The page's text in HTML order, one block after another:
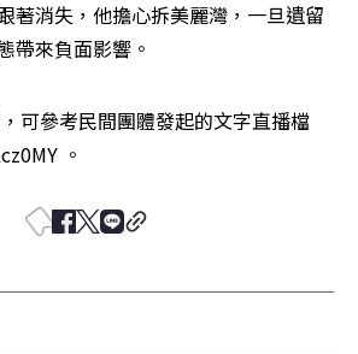
著消失，他擔心拆美麗灣，一旦遺留
帶來負面影響。
可參考民間團體發起的文字直播檔
。